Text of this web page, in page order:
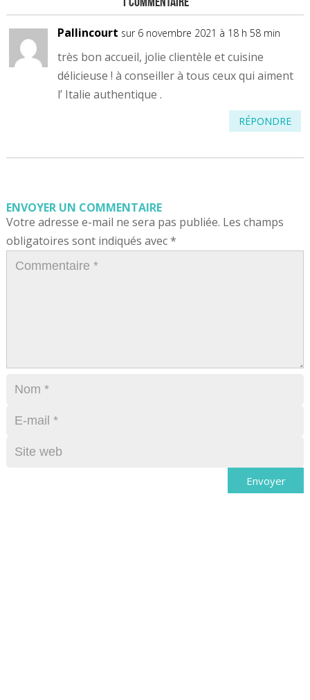
Pallincourt sur 6 novembre 2021 à 18 h 58 min
très bon accueil, jolie clientèle et cuisine
délicieuse ! à conseiller à tous ceux qui aiment
l’ Italie authentique .
RÉPONDRE
ENVOYER UN COMMENTAIRE
Votre adresse e-mail ne sera pas publiée. Les champs
obligatoires sont indiqués avec*